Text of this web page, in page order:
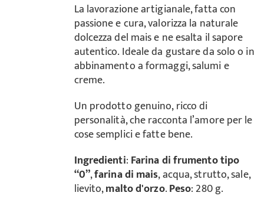
La lavorazione artigianale, fatta con
passione e cura, valorizza la naturale
dolcezza del mais e ne esalta il sapore
autentico. Ideale da gustare da solo o in
abbinamento a formaggi, salumi e
creme.
Un prodotto genuino, ricco di
personalità, che racconta l’amore per le
cose semplici e fatte bene.
Ingredienti: Farina di frumento tipo
“0”,farina di mais, acqua, strutto, sale,
lievito,malto d'orzo.Peso: 280 g.